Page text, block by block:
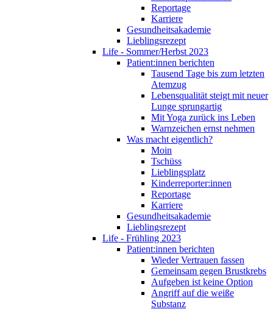
Reportage
Karriere
Gesundheitsakademie
Lieblingsrezept
Life - Sommer/Herbst 2023
Patient:innen berichten
Tausend Tage bis zum letzten
Atemzug
Lebensqualität steigt mit neuer
Lunge sprungartig
Mit Yoga zurück ins Leben
Warnzeichen ernst nehmen
Was macht eigentlich?
Moin
Tschüss
Lieblingsplatz
Kinderreporter:innen
Reportage
Karriere
Gesundheitsakademie
Lieblingsrezept
Life - Frühling 2023
Patient:innen berichten
Wieder Vertrauen fassen
Gemeinsam gegen Brustkrebs
Aufgeben ist keine Option
Angriff auf die weiße
Substanz